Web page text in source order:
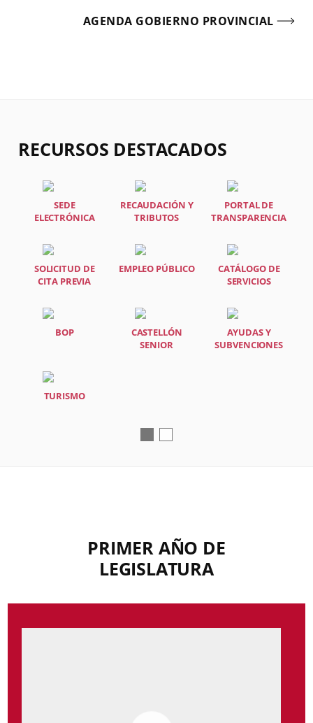
AGENDA GOBIERNO PROVINCIAL
RECURSOS DESTACADOS
SEDE
ELECTRÓNICA
RECAUDACIÓN Y
TRIBUTOS
PORTAL DE
TRANSPARENCIA
SOLICITUD DE
CITA PREVIA
EMPLEO PÚBLICO
CATÁLOGO DE
SERVICIOS
BOP
CASTELLÓN
SENIOR
AYUDAS Y
SUBVENCIONES
TURISMO
PRIMER AÑO DE
LEGISLATURA